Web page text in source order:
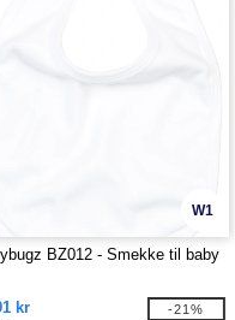
W1
BZ012 - Smekke til baby
kr -21%